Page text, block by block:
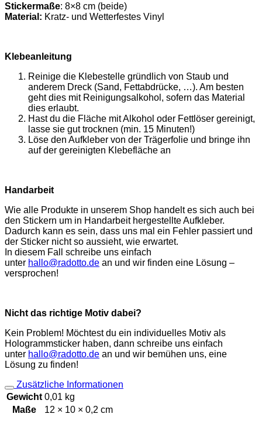
Stickermaße: 8×8 cm (beide)
Material: Kratz- und Wetterfestes Vinyl
Klebeanleitung
Reinige die Klebestelle gründlich von Staub und
anderem Dreck (Sand, Fettabdrücke, …). Am besten
geht dies mit Reinigungsalkohol, sofern das Material
dies erlaubt.
Hast du die Fläche mit Alkohol oder Fettlöser gereinigt,
lasse sie gut trocknen (min. 15 Minuten!)
Löse den Aufkleber von der Trägerfolie und bringe ihn
auf der gereinigten Klebefläche an
Handarbeit
Wie alle Produkte in unserem Shop handelt es sich auch bei
den Stickern um in Handarbeit hergestellte Aufkleber.
Dadurch kann es sein, dass uns mal ein Fehler passiert und
der Sticker nicht so aussieht, wie erwartet.
In diesem Fall schreibe uns einfach
unter hallo@radotto.de an und wir finden eine Lösung –
versprochen!
Nicht das richtige Motiv dabei?
Kein Problem! Möchtest du ein individuelles Motiv als
Hologrammsticker haben, dann schreibe uns einfach
unter hallo@radotto.de an und wir bemühen uns, eine
Lösung zu finden!
Zusätzliche Informationen
Gewicht 0,01 kg
Maße
12 × 10 × 0,2 cm